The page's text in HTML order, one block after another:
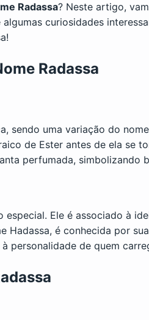
Radassa? Neste artigo,
curiosidades
Radassa
sendo uma variação do
de Ester antes de ela se
perfumada, simbolizando
especial. Ele é associado à
Hadassa, é conhecida por
personalidade de quem